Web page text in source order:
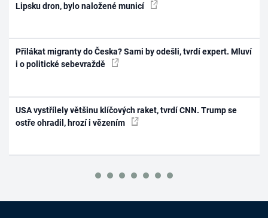
Lipsku dron, bylo naložené municí
Přilákat migranty do Česka? Sami by odešli, tvrdí expert. Mluví
i o politické sebevraždě
USA vystřílely většinu klíčových raket, tvrdí CNN. Trump se
ostře ohradil, hrozí i vězením